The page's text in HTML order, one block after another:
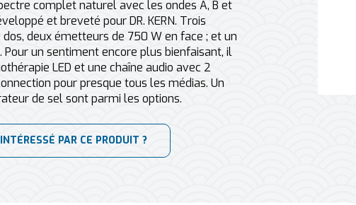
complet naturel avec les ondes A, B et
et breveté pour DR. KERN. Trois
deux émetteurs de 750 W en face ; et un
Pour un sentiment encore plus bienfaisant, il
LED et une chaîne audio avec 2
pour presque tous les médias. Un
de sel sont parmi les options.
INTÉRESSÉ PAR CE PRODUIT ?